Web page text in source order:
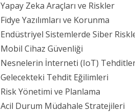
Yapay Zeka Araçları ve Riskler
Fidye Yazılımları ve Korunma
Endüstriyel Sistemlerde Siber
Mobil Cihaz Güvenliği
Nesnelerin İnterneti (IoT)
Gelecekteki Tehdit Eğilimleri
Risk Yönetimi ve Planlama
Acil Durum Müdahale Stratejileri